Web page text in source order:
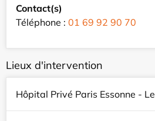
Contact(s)
Téléphone : 01 69 92 90 70
Lieux d'intervention
Hôpital Privé Paris Essonne -